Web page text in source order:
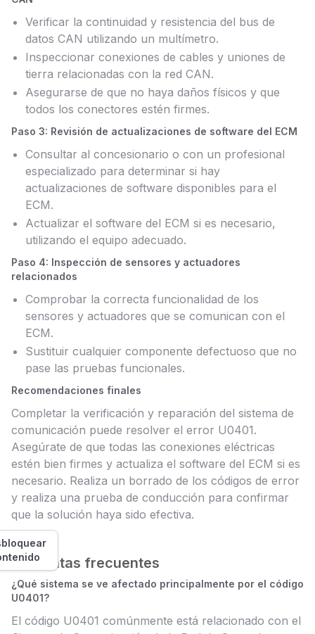
Verificar la continuidad y resistencia del bus de
datos CAN utilizando un multímetro.
Inspeccionar conexiones de cables y uniones de
tierra relacionadas con la red CAN.
Asegurarse de que no haya daños físicos y que
todos los conectores estén firmes.
Paso 3: Revisión de actualizaciones de software del ECM
Consultar al concesionario o con un profesional
especializado para determinar si hay
actualizaciones de software disponibles para el
ECM.
Actualizar el software del ECM si es necesario,
utilizando el equipo adecuado.
Paso 4: Inspección de sensores y actuadores
relacionados
Comprobar la correcta funcionalidad de los
sensores y actuadores que se comunican con el
ECM.
Sustituir cualquier componente defectuoso que no
pase las pruebas funcionales.
Recomendaciones finales
Completar la verificación y reparación del sistema de
comunicación puede resolver el error U0401.
Asegúrate de que todas las conexiones eléctricas
estén bien firmes y actualiza el software del ECM si es
necesario. Realiza un borrado de los códigos de error
y realiza una prueba de conducción para confirmar
que la solución haya sido efectiva.
Preguntas frecuentes
¿Qué sistema se ve afectado principalmente por el código
U0401?
El código U0401 comúnmente está relacionado con el